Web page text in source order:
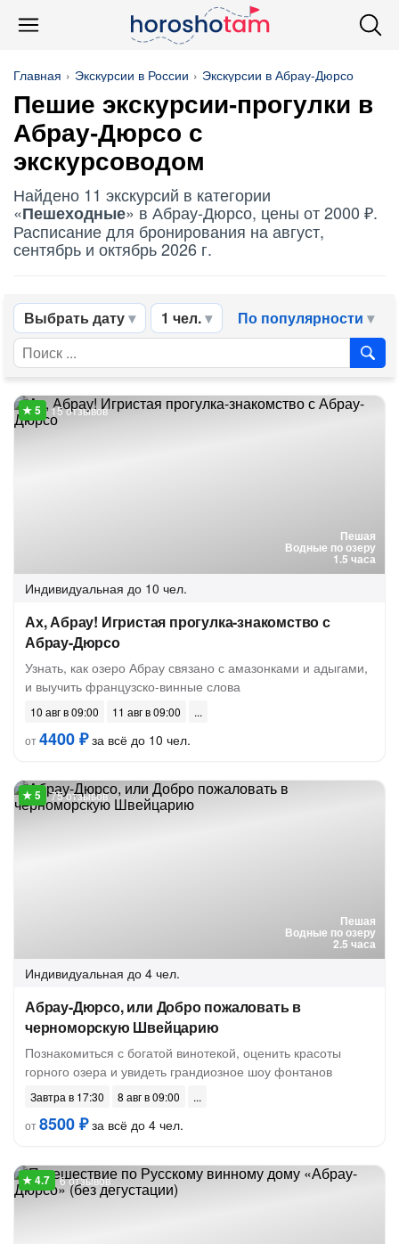
Главная Экскурсии в России Экскурсии в Абрау-Дюрсо
Пешие экскурсии-прогулки в
Абрау-Дюрсо с
экскурсоводом
Найдено 11 экскурсий в категории
«Пешеходные» в Абрау-Дюрсо, цены от 2000 ₽.
Расписание для бронирования на август,
сентябрь и октябрь 2026 г.
Выбрать дату 1 чел. По популярности
Пешая
Водные по озеру
1.5 часа
15 отзывов
Индивидуальная до 10 чел.
Ах, Абрау! Игристая прогулка-знакомство с
Абрау-Дюрсо
Узнать, как озеро Абрау связано с амазонками и адыгами,
и выучить французско-винные слова
10 авг в 09:00
11 авг в 09:00
от4400 ₽за всё до 10 чел.
Пешая
Водные по озеру
2.5 часа
75 отзывов
Индивидуальная до 4 чел.
Абрау-Дюрсо, или Добро пожаловать в
черноморскую Швейцарию
Познакомиться с богатой винотекой, оценить красоты
горного озера и увидеть грандиозное шоу фонтанов
Завтра в 17:30
8 авг в 09:00
от8500 ₽за всё до 4 чел.
6 отзывов